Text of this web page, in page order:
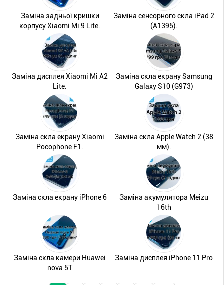
Заміна задньої кришки
корпусу Xiaomi Mi 9 Lite.
Заміна сенсорного скла iPad 2
(A1395).
Заміна дисплея Xiaomi Mi A2
Lite.
Заміна скла екрану Samsung
Galaxy S10 (G973)
Заміна скла екрану Xiaomi
Pocophone F1.
Заміна скла Apple Watch 2 (38
мм).
Заміна скла екрану iPhone 6
Заміна акумулятора Meizu
16th
Заміна скла камери Huawei
nova 5T
Заміна дисплея iPhone 11 Pro